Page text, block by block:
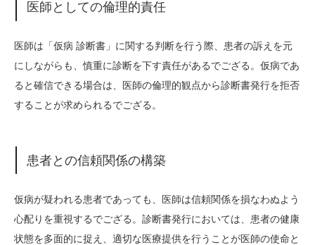
医師としての倫理的責任
医師は「仮病 診断書」に関する判断を行う際、患者の訴えを元
にしながらも、慎重に診断を下す責任があるでござる。仮病であ
ると確信できる場合は、医師の倫理的観点から診断書発行を拒否
することが求められるでござる。
患者との信頼関係の構築
仮病が疑われる患者であっても、医師は信頼関係を損なわぬよう
心配りを重視するでござる。診断書発行においては、患者の健康
状態を多面的に捉え、適切な医療提供を行うことが医師の使命と